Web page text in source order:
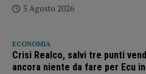
5 Agosto 2026
ECONOMIA
Crisi Realco, salvi tre punti
ancora niente da fare per Ecu